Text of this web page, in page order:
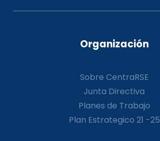
Organización
Sobre CentraRSE
Junta Directiva
Planes de Trabajo
Plan Estrategico 21 -25